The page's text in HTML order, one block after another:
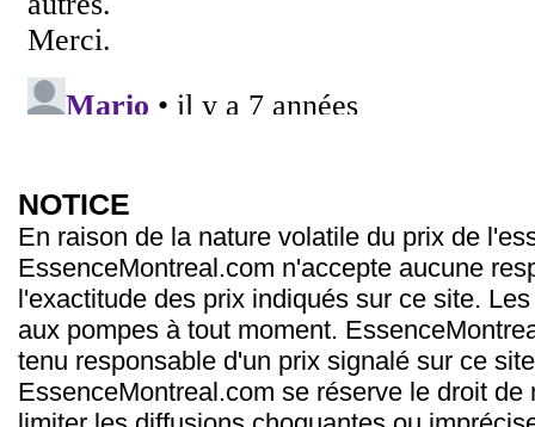
NOTICE
En raison de la nature volatile du prix de
EssenceMontreal.com n'accepte aucune
l'exactitude des prix indiqués sur ce site.
aux pompes à tout moment.
tenu responsable d'un prix signalé sur ce
EssenceMontreal.com se réserve le droit de